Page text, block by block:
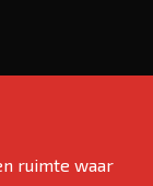
ruimte waar